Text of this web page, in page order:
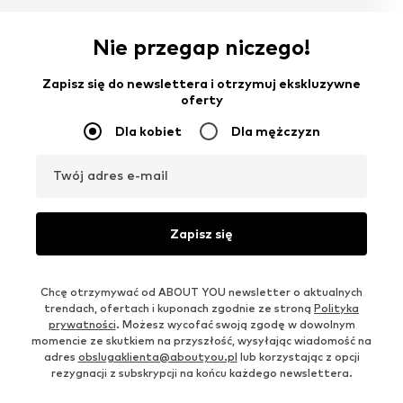
Nie przegap niczego!
Zapisz się do newslettera i otrzymuj ekskluzywne
oferty
Dla kobiet Dla mężczyzn
Twój adres e-mail
Zapisz się
Chcę otrzymywać od ABOUT YOU newsletter o aktualnych
trendach, ofertach i kuponach zgodnie ze stroną Polityka
prywatności. Możesz wycofać swoją zgodę w dowolnym
momencie ze skutkiem na przyszłość, wysyłając wiadomość na
adres obslugaklienta@aboutyou.pl lub korzystając z opcji
rezygnacji z subskrypcji na końcu każdego newslettera.